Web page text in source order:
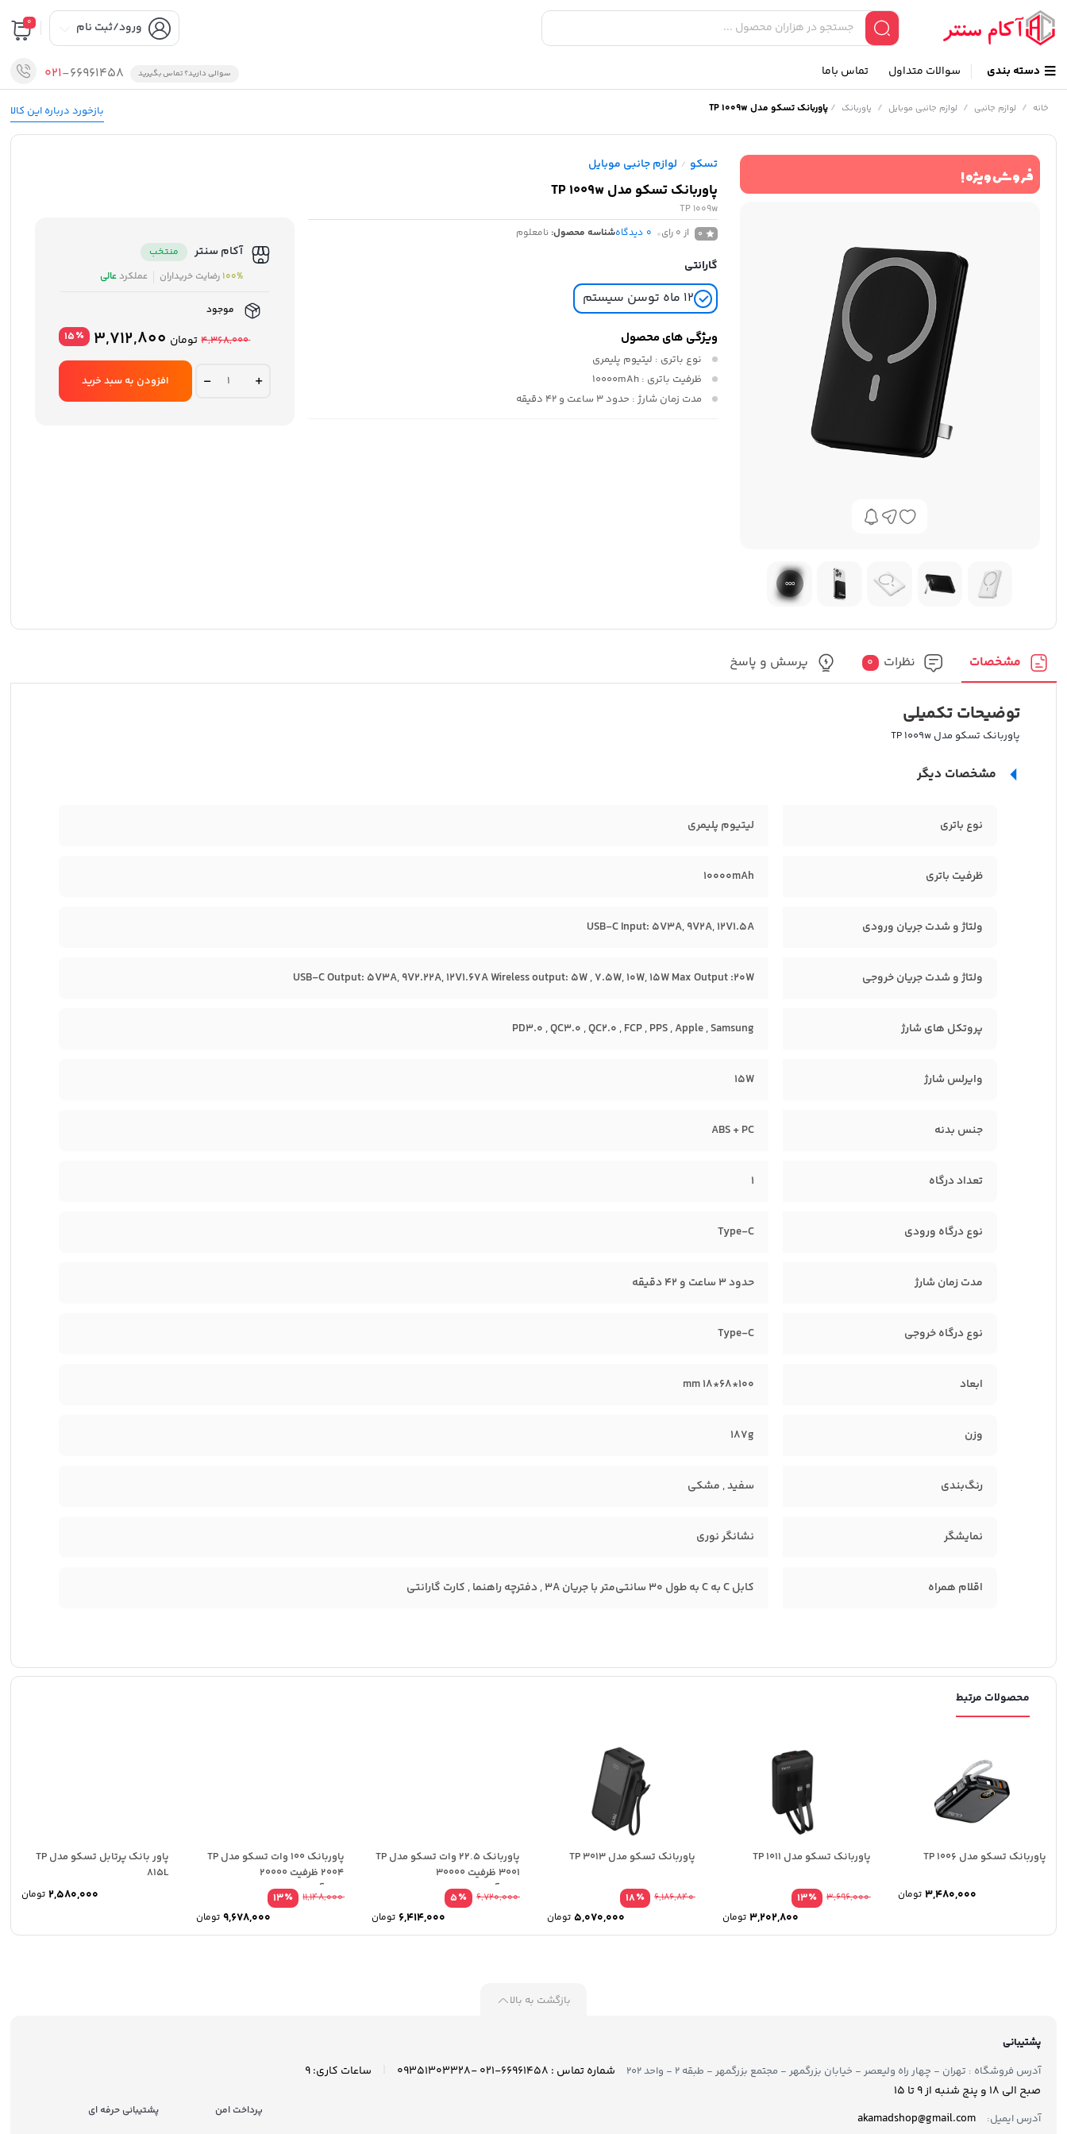
ورود/ثبت نام 0
دسته بندی سوالات متداول تماس باما سوالی دارید؟ تماس بگیرید 021-66961458
بازخورد درباره این کالا خانه / لوازم جانبی / لوازم جانبی موبایل / پاوربانک /پاوربانک تسکو مدل TP 1009w
فروش ویژه ! تسکو / لوازم جانبی موبایل
پاوربانک تسکو مدل TP 1009w
TP 1009w
0 از 0 رای 0 دیدگاهشناسه محصول: نامعلوم
گارانتی
۱۲ ماه توسن سیستم
ویژگی های محصول
نوع باتری : لیتیوم پلیمری
ظرفیت باتری : 10000mAh
مدت زمان شارژ : حدود 3 ساعت و 42 دقیقه
آکام سنتر
منتخب
100%رضایت خریداران عملکردعالی
موجود
٪15 4,368,000 قیمت
اصلی
تومان 4,368,000
بود.
تومان قیمت
فعلی
تومان 3,712,800
پاوربانک
تسکو افزودن به سبد خرید
مشخصات نظرات 0 پرسش و پاسخ
توضیحات تکمیلی
پاوربانک تسکو مدل TP 1009w
مشخصات دیگر
نوع باتری لیتیوم پلیمری
ظرفیت باتری 10000mAh
ولتاژ و شدت جریان ورودی USB-C Input: 5V3A, 9V2A, 12V1.5A
ولتاژ و شدت جریان خروجی USB-C Output: 5V3A, 9V2.22A, 12V1.67A Wireless output: 5W , 7.5W, 10W, 15W Max Output :20W
پروتکل های شارژ PD3.0 , QC3.0 , QC2.0 , FCP , PPS , Apple , Samsung
وایرلس شارژ 15W
جنس بدنه ABS + PC
تعداد درگاه 1
نوع درگاه ورودی Type-C
مدت زمان شارژ حدود 3 ساعت و 42 دقیقه
نوع درگاه خروجی Type-C
ابعاد 100*68*18 mm
وزن 187g
رنگ‌بندی سفید , مشکی
نمایشگر نشانگر نوری
اقلام همراه کابل C به C به طول ۳۰ سانتی‌متر با جریان 3A , دفترچه راهنما , کارت گارانتی
محصولات مرتبط
پاوربانک تسکو مدل TP 1006
تومان
پاوربانک تسکو مدل TP 1011
٪13
3,696,000
تومان
پاوربانک تسکو مدل TP 3013
٪18
6,186,840
تومان
پاوربانک 22.5 وات تسکو مدل TP
3001 ظرفیت 30000
میلی‌آمپرساعت
٪5
6,720,000
تومان
پاوربانک 100 وات تسکو مدل TP
2004 ظرفیت 20000
میلی‌آمپرساعت
٪13
11,148,000
تومان
پاور بانک پرتابل تسکو مدل TP
815L
تومان
بازگشت به بالا
پشتیبانی
آدرس فروشگاه : تهران - چهار راه ولیعصر - خیابان بزرگمهر - مجتمع بزرگمهر - طبقه ۲ - واحد ۲۰۲
شماره تماس : ۶۶۹۶۱۴۵۸-۰۲۱ -۰۹۳۵۱۳۰۳۳۲۸
ساعات کاری: 9
صبح الی 18 و پنج شنبه از 9 تا ۱5
آدرس ایمیل: akamadshop@gmail.com پرداخت امن پشتیبانی حرفه ای